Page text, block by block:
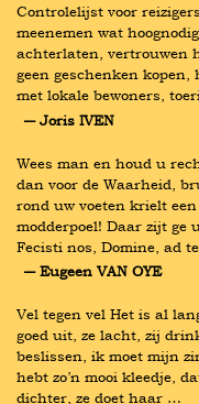
Controlelijst voor
meenemen wat
achterlaten, vertrouwen
geen geschenken
met lokale bewoners,
― Joris IVEN
Wees man en houd u
dan voor de Waarheid,
rond uw voeten krielt
modderpoel! Daar zijt ge
Fecisti nos, Domine, ad
― Eugeen VAN OYE
Vel tegen vel Het is al
goed uit, ze lacht, zij
beslissen, ik moet mijn
hebt zo’n mooi kleedje,
dichter, ze doet haar …